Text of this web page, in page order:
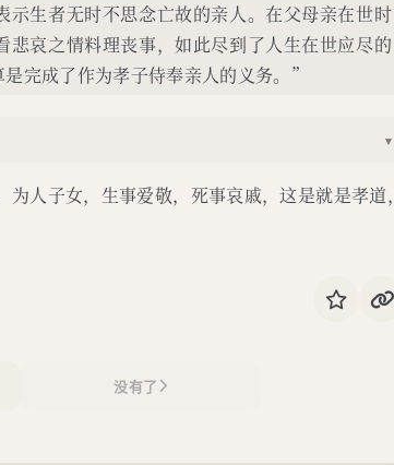
生者无时不思念亡故的亲人。在父母亲在世时
哀之情料理丧事，如此尽到了人生在世应尽的
完成了作为孝子侍奉亲人的义务。”
▾
人子女，生事爱敬，死事哀戚，这是就是孝道，
没有了